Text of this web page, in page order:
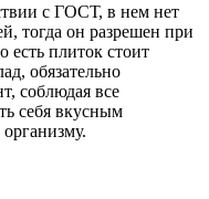
с ГОСТ, в нем нет
тогда он разрешен при
есть плиток стоит
обязательно
соблюдая все
себя вкусным